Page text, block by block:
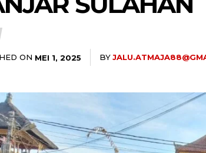
ON MEI 1, 2025 BY